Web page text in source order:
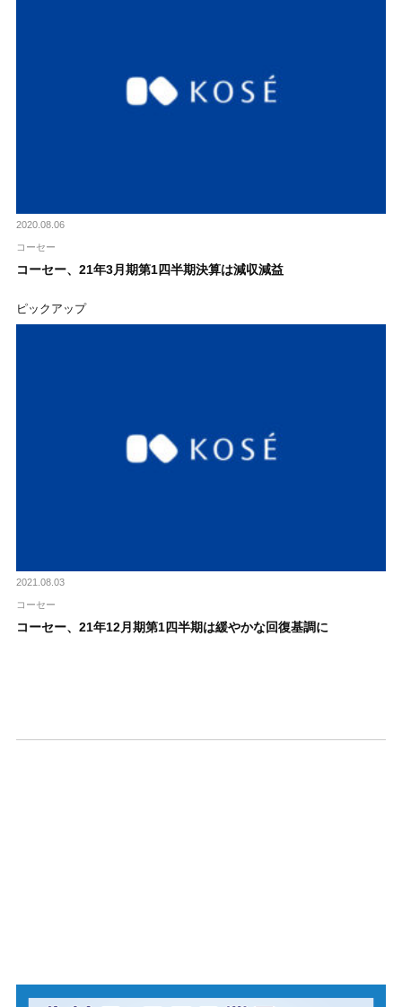
2020.08.06
コーセー
コーセー、21年3月期第1四半期決算は減収減益
ピックアップ
2021.08.03
コーセー
コーセー、21年12月期第1四半期は緩やかな回復基調に